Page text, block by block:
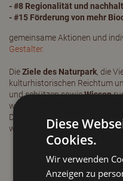
- #8 Regionalität und
- #15 Förderung von mehr
gemeinsame Aktionen und
Gestalter.
DieZiele des Naturpark, die
kulturhistorischen Reichtum
und schützen sowieWissen
weiter zugeben, passt genau
Die
Partnerschaft
mit dem
wertvolle
Verbindungfür uns
Diese
Cookies.
Wir verwenden
Anzeigen zu